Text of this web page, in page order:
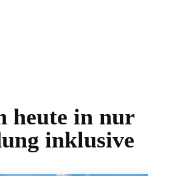
heute in nur
inklusive